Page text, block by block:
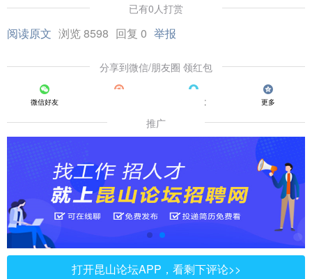
已有0人打赏
阅读原文 浏览 8598 回复 0 举报
分享到微信/朋友圈 领红包
微信好友 QQ好友 更多
推广
打开昆山论坛APP，看剩下评论>>